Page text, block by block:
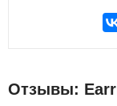
Отзывы: